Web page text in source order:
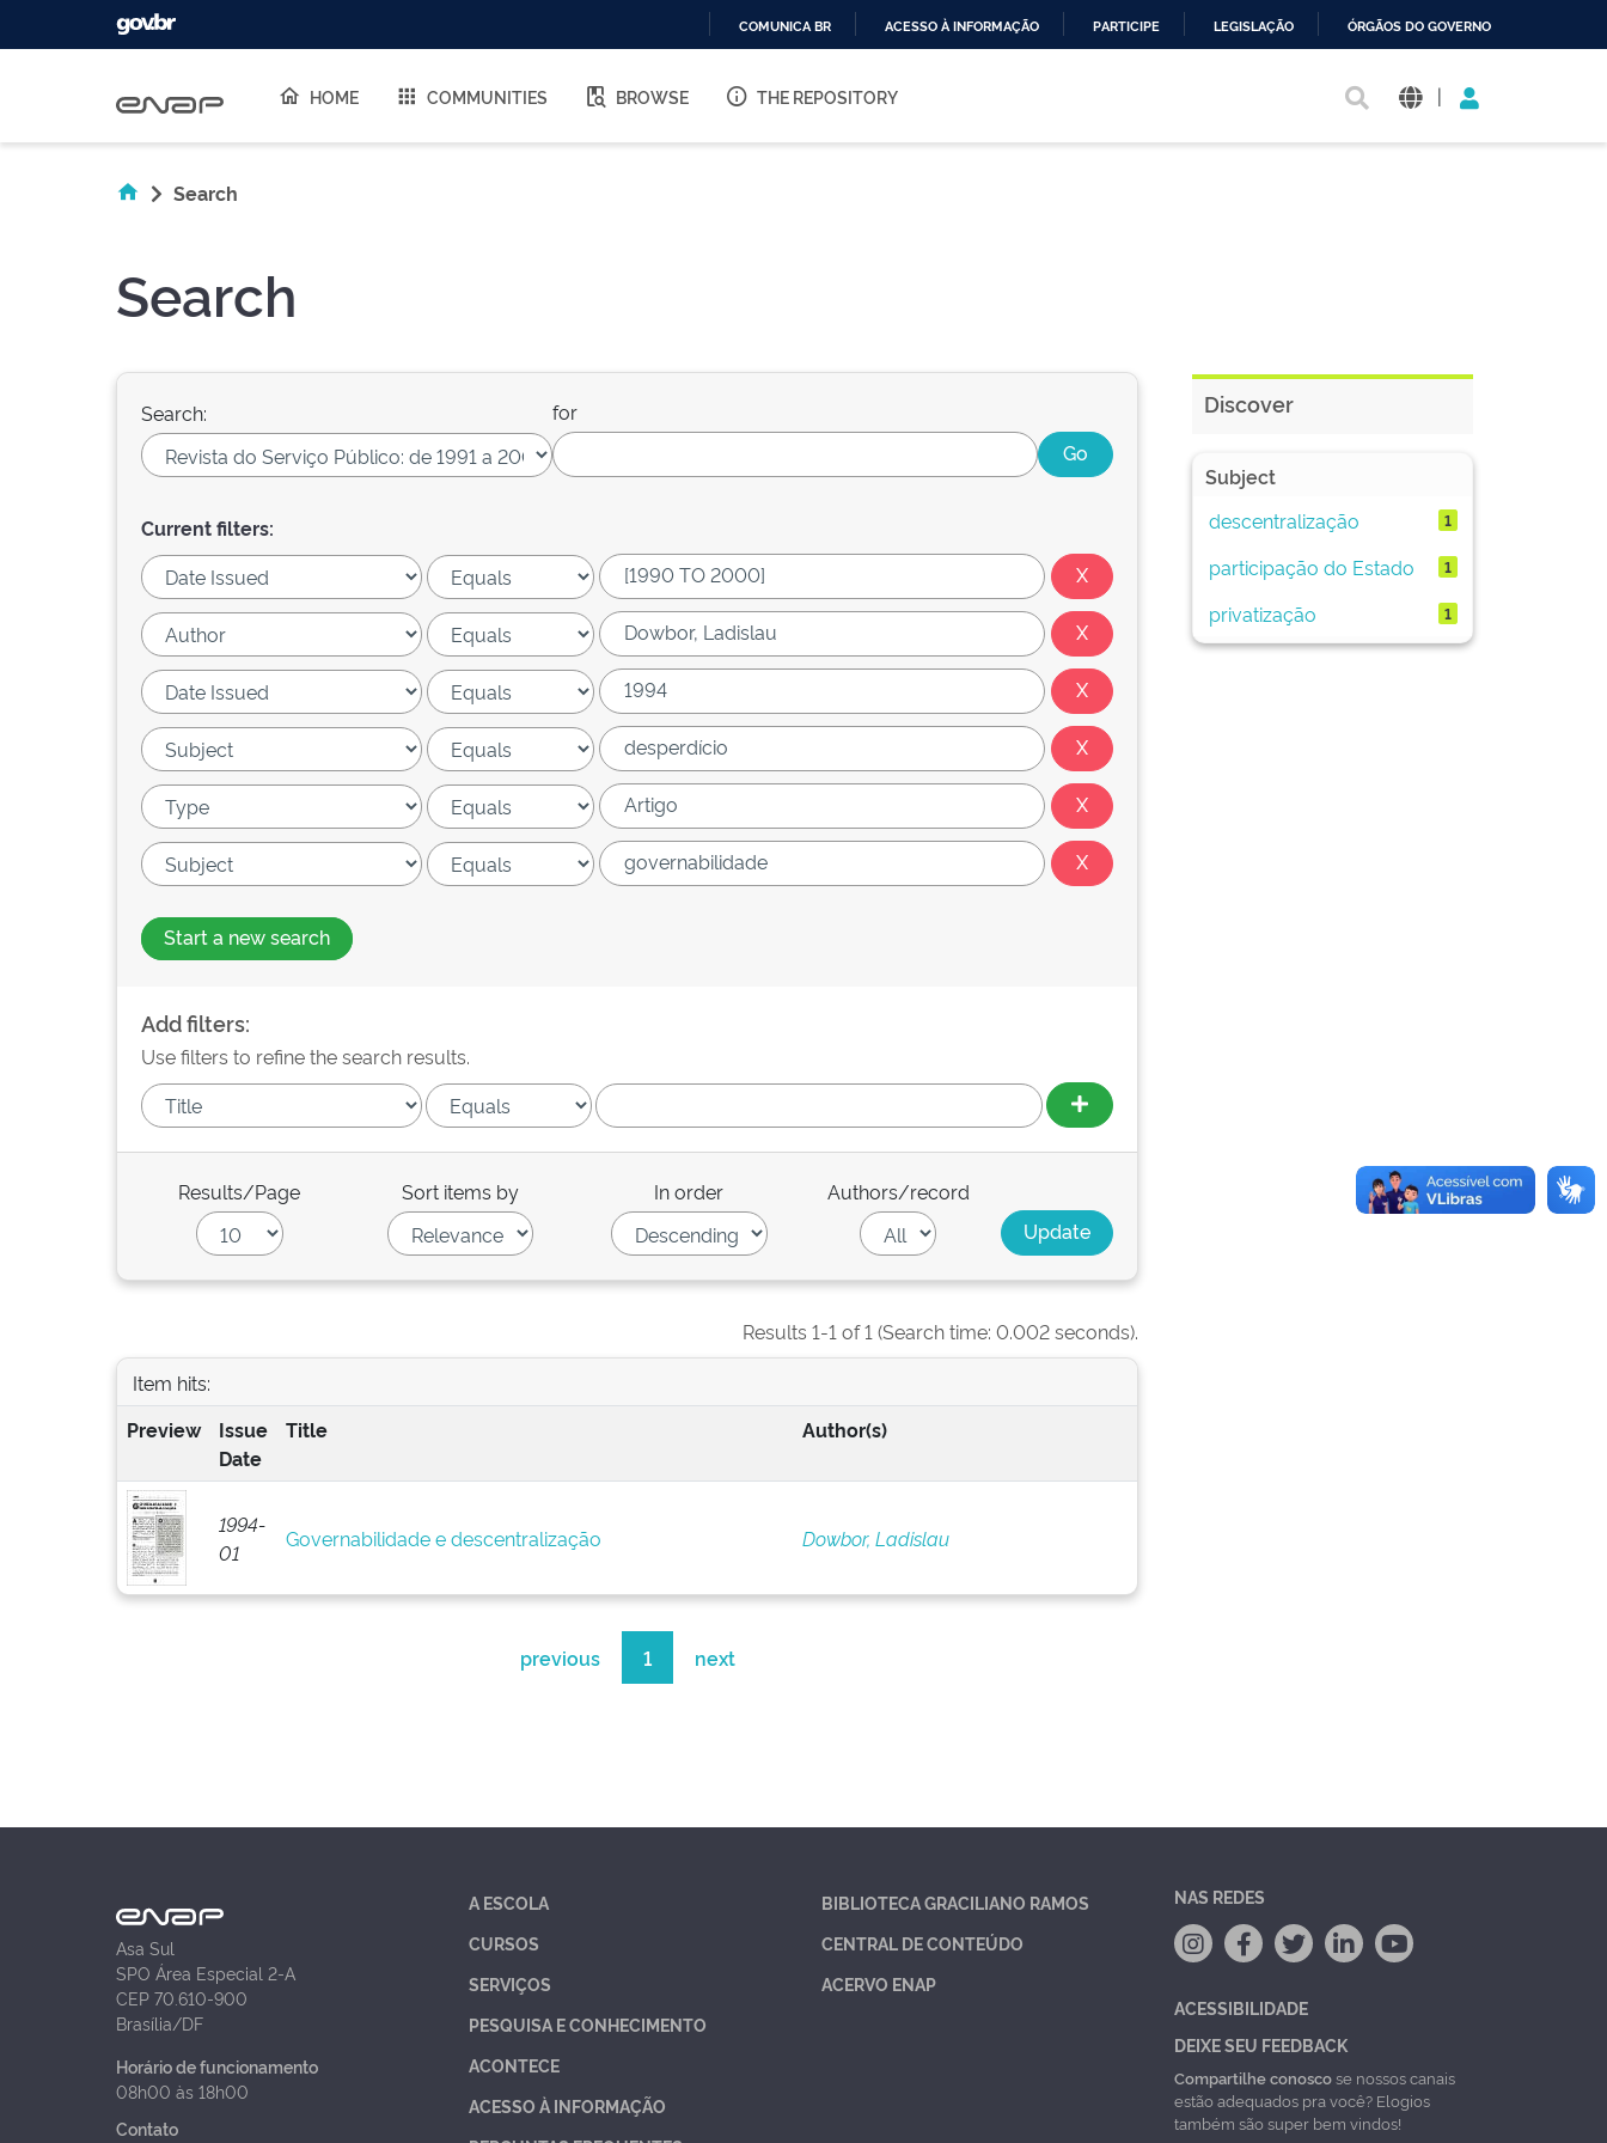
O
COMUNICA BR ACESSO À INFORMAÇÃO PARTICIPE LEGISLAÇÃO ÓRGÃOS DO GOVERNO
HOME COMMUNITIES BROWSE THE REPOSITORY |
Search
Search
Search: for
Current filters:
Start a new search
Add filters:
Use filters to refine the search results.
Results/Page Sort items by In order Authors/record
Results 1-1 of 1 (Search time: 0.002 seconds).
Item hits:
Preview
Issue
Date
Title Author(s)
1994-
01
Governabilidade e descentralização Dowbor, Ladislau
previous 1 next
Discover
Subject
descentralização
1
participação do Estado 1
privatização 1
Asa Sul
SPO Área Especial 2-A
CEP 70.610-900
Brasília/DF
Horário de funcionamento
08h00 às 18h00
Contato
A ESCOLA
CURSOS
SERVIÇOS
PESQUISA E CONHECIMENTO
ACONTECE
ACESSO À INFORMAÇÃO
BIBLIOTECA GRACILIANO RAMOS
CENTRAL DE CONTEÚDO
ACERVO ENAP
NAS REDES
ACESSIBILIDADE
DEIXE SEU FEEDBACK
Compartilhe conoscose nossos canais
estão adequados pra você? Elogios
também são super bem vindos!